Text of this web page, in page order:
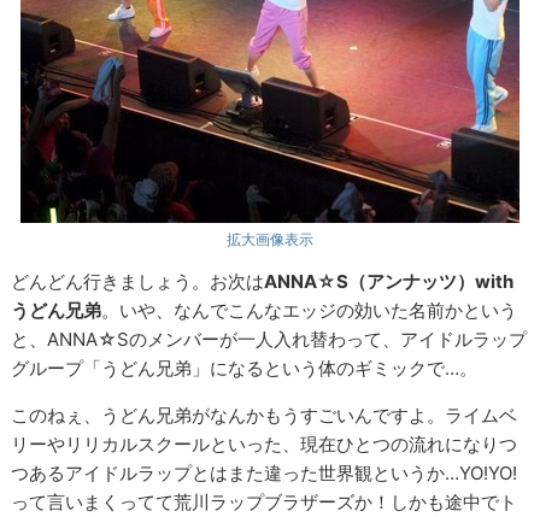
拡大画像表示
どんどん行きましょう。お次はANNA☆S（アンナッツ）with
うどん兄弟。いや、なんでこんなエッジの効いた名前かという
と、ANNA☆Sのメンバーが一人入れ替わって、アイドルラップ
グループ「うどん兄弟」になるという体のギミックで…。
このねぇ、うどん兄弟がなんかもうすごいんですよ。ライムベ
リーやリリカルスクールといった、現在ひとつの流れになりつ
つあるアイドルラップとはまた違った世界観というか…YO!YO!
って言いまくってて荒川ラップブラザーズか！しかも途中でト